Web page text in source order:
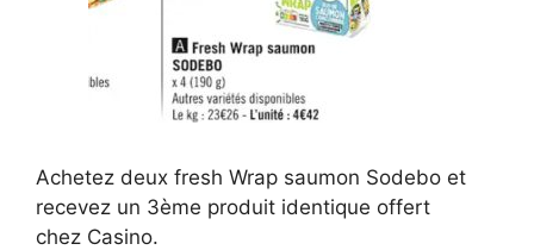
Achetez deux fresh Wrap saumon Sodebo et
recevez un 3ème produit identique offert
chez Casino.